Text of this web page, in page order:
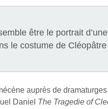
être le portrait
le costume de Cléopâtre
auprès de
Daniel The Tragedie of